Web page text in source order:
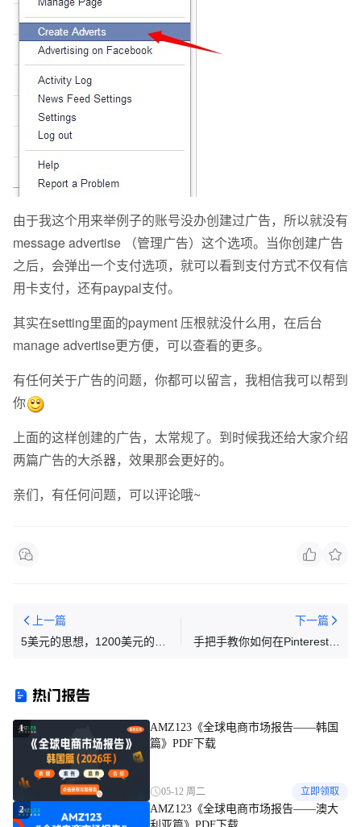
由于我这个用来举例子的账号没办创建过广告，所以就没有
message advertise （管理广告）这个选项。当你创建广告
之后，会弹出一个支付选项，就可以看到支付方式不仅有信
用卡支付，还有paypal支付。
其实在setting里面的payment 压根就没什么用，在后台
manage advertise更方便，可以查看的更多。
有任何关于广告的问题，你都可以留言，我相信我可以帮到
你
上面的这样创建的广告，太常规了。到时候我还给大家介绍
两篇广告的大杀器，效果那会更好的。
亲们，有任何问题，可以评论哦~
上一篇
5美元的思想，1200美元的价
下一篇
手把手教你如何在Pinterest获
热门报告
1
AMZ123《全球电商市场报告——韩国
篇》PDF下载
05-12 周二 立即领取
2
AMZ123《全球电商市场报告——澳大